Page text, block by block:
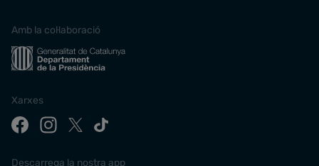
Amb la col·laboració
Xarxes
Descarrega la nostra app